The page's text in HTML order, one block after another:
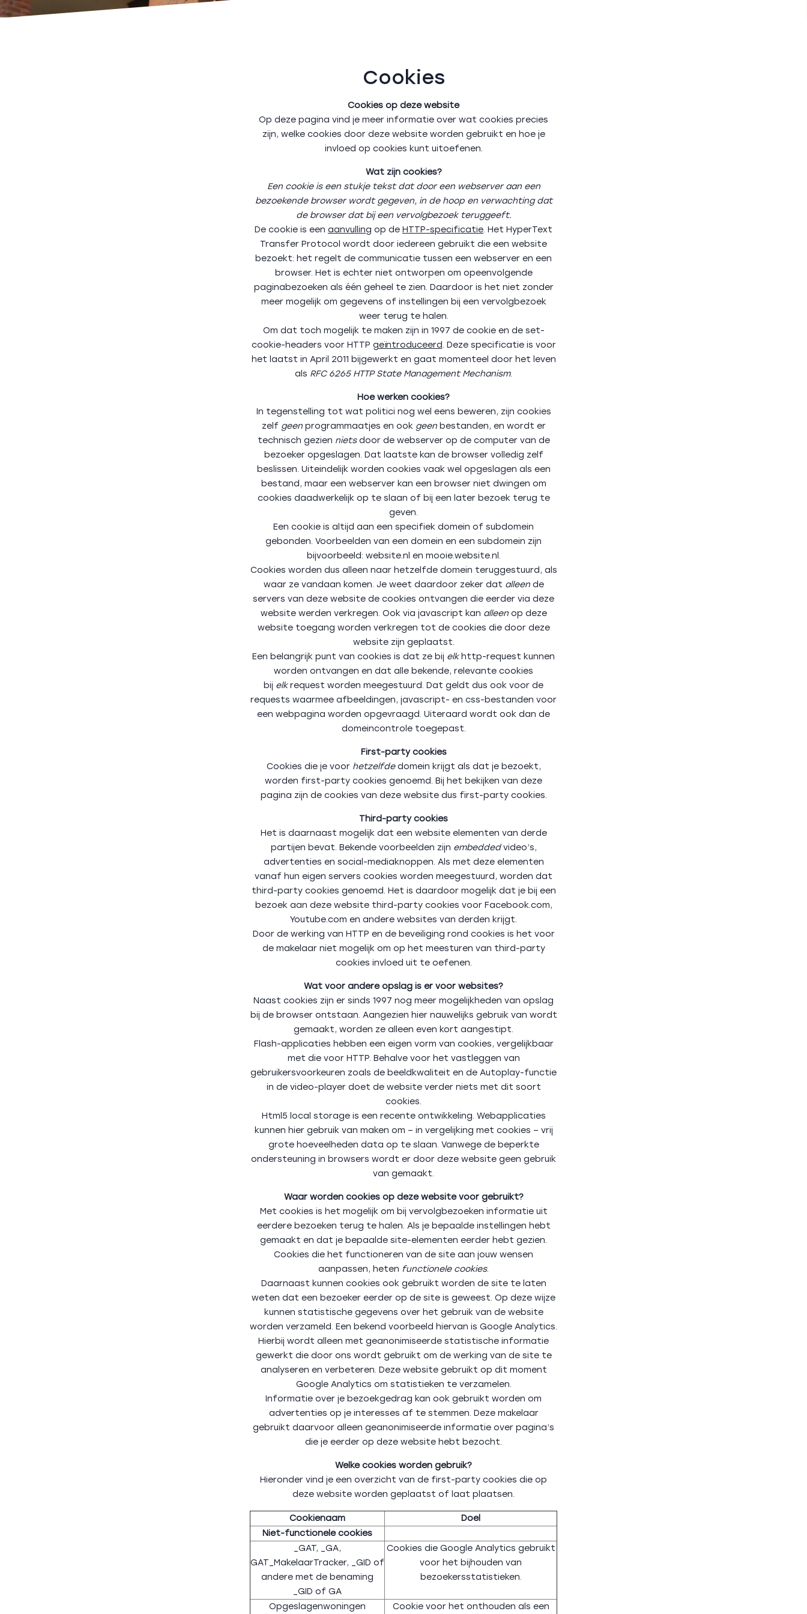
Cookies
Cookies op deze website
Op deze pagina vind je meer informatie over wat cookies precies
zijn, welke cookies door deze website worden gebruikt en hoe je
invloed op cookies kunt uitoefenen.
Wat zijn cookies?
Een cookie is een stukje tekst dat door een webserver aan een
bezoekende browser wordt gegeven, in de hoop en verwachting dat
de browser dat bij een vervolgbezoek teruggeeft.
De cookie is een aanvulling op de HTTP-specificatie. Het HyperText
Transfer Protocol wordt door iedereen gebruikt die een website
bezoekt: het regelt de communicatie tussen een webserver en een
browser. Het is echter niet ontworpen om opeenvolgende
paginabezoeken als één geheel te zien. Daardoor is het niet zonder
meer mogelijk om gegevens of instellingen bij een vervolgbezoek
weer terug te halen.
Om dat toch mogelijk te maken zijn in 1997 de cookie en de set-
cookie-headers voor HTTP geïntroduceerd. Deze specificatie is voor
het laatst in April 2011 bijgewerkt en gaat momenteel door het leven
als RFC 6265 HTTP State Management Mechanism.
Hoe werken cookies?
In tegenstelling tot wat politici nog wel eens beweren, zijn cookies
zelf geenprogrammaatjes en ook geenbestanden, en wordt er
technisch gezien nietsdoor de webserver op de computer van de
bezoeker opgeslagen. Dat laatste kan de browser volledig zelf
beslissen. Uiteindelijk worden cookies vaak wel opgeslagen als een
bestand, maar een webserver kan een browser niet dwingen om
cookies daadwerkelijk op te slaan of bij een later bezoek terug te
geven.
Een cookie is altijd aan een specifiek domein of subdomein
gebonden. Voorbeelden van een domein en een subdomein zijn
bijvoorbeeld: website.nl en mooie.website.nl.
Cookies worden dus alleen naar hetzelfde domein teruggestuurd, als
waar ze vandaan komen. Je weet daardoor zeker dat alleende
servers van deze website de cookies ontvangen die eerder via deze
website werden verkregen. Ook via javascript kan alleenop deze
website toegang worden verkregen tot de cookies die door deze
website zijn geplaatst.
Een belangrijk punt van cookies is dat ze bij elk http-request kunnen
worden ontvangen en dat alle bekende, relevante cookies
bij elkrequest worden meegestuurd. Dat geldt dus ook voor de
requests waarmee afbeeldingen, javascript- en css-bestanden voor
een webpagina worden opgevraagd. Uiteraard wordt ook dan de
domeincontrole toegepast.
First-party cookies
Cookies die je voor hetzelfdedomein krijgt als dat je bezoekt,
worden first-party cookies genoemd. Bij het bekijken van deze
pagina zijn de cookies van deze website dus first-party cookies.
Third-party cookies
Het is daarnaast mogelijk dat een website elementen van derde
partijen bevat. Bekende voorbeelden zijn embeddedvideo’s,
advertenties en social-mediaknoppen. Als met deze elementen
vanaf hun eigen servers cookies worden meegestuurd, worden dat
third-party cookies genoemd. Het is daardoor mogelijk dat je bij een
bezoek aan deze website third-party cookies voor Facebook.com,
Youtube.com en andere websites van derden krijgt.
Door de werking van HTTP en de beveiliging rond cookies is het voor
de makelaar niet mogelijk om op het meesturen van third-party
cookies invloed uit te oefenen.
Wat voor andere opslag is er voor websites?
Naast cookies zijn er sinds 1997 nog meer mogelijkheden van opslag
bij de browser ontstaan. Aangezien hier nauwelijks gebruik van wordt
gemaakt, worden ze alleen even kort aangestipt.
Flash-applicaties hebben een eigen vorm van cookies, vergelijkbaar
met die voor HTTP. Behalve voor het vastleggen van
gebruikersvoorkeuren zoals de beeldkwaliteit en de Autoplay-functie
in de video-player doet de website verder niets met dit soort
cookies.
Html5 local storage is een recente ontwikkeling. Webapplicaties
kunnen hier gebruik van maken om – in vergelijking met cookies – vrij
grote hoeveelheden data op te slaan. Vanwege de beperkte
ondersteuning in browsers wordt er door deze website geen gebruik
van gemaakt.
Waar worden cookies op deze website voor gebruikt?
Met cookies is het mogelijk om bij vervolgbezoeken informatie uit
eerdere bezoeken terug te halen. Als je bepaalde instellingen hebt
gemaakt en dat je bepaalde site-elementen eerder hebt gezien.
Cookies die het functioneren van de site aan jouw wensen
aanpassen, heten functionele cookies.
Daarnaast kunnen cookies ook gebruikt worden de site te laten
weten dat een bezoeker eerder op de site is geweest. Op deze wijze
kunnen statistische gegevens over het gebruik van de website
worden verzameld. Een bekend voorbeeld hiervan is Google Analytics.
Hierbij wordt alleen met geanonimiseerde statistische informatie
gewerkt die door ons wordt gebruikt om de werking van de site te
analyseren en verbeteren. Deze website gebruikt op dit moment
Google Analytics om statistieken te verzamelen.
Informatie over je bezoekgedrag kan ook gebruikt worden om
advertenties op je interesses af te stemmen. Deze makelaar
gebruikt daarvoor alleen geanonimiseerde informatie over pagina’s
die je eerder op deze website hebt bezocht.
Welke cookies worden gebruik?
Hieronder vind je een overzicht van de first-party cookies die op
deze website worden geplaatst of laat plaatsen.
Cookienaam
Doel
Niet-functionele cookies
_GAT, _GA,
GAT_MakelaarTracker, _GID of
andere met de benaming
_GID of GA
Cookies die Google Analytics gebruikt
voor het bijhouden van
bezoekersstatistieken.
Opgeslagenwoningen
Cookie voor het onthouden als een